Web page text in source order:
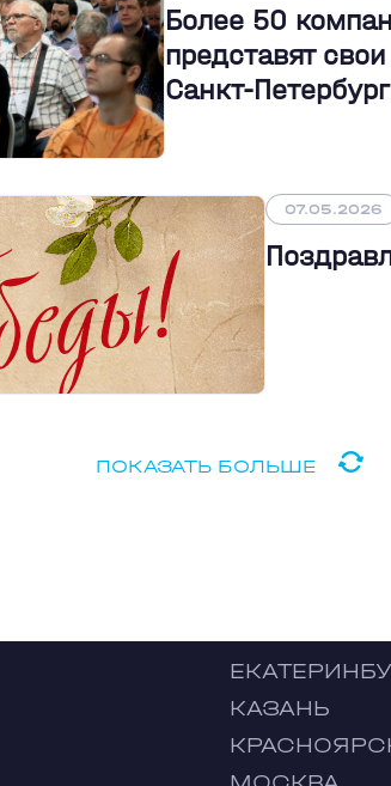
Более 50
представят
Санкт-
07.05.2026
ПОКАЗАТЬ БОЛЬШЕ
КАЗАНЬ